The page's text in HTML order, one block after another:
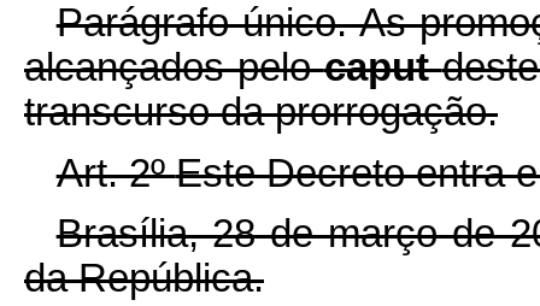
Parágrafo único. As
alcançados pelocaput
transcurso da prorrogação.
Art. 2ºEste Decreto entra
Brasília, 28 de março de
da República.